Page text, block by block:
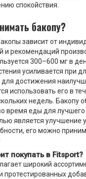
спокойствия.
бакопу?
зависит от
и рекомендаций
300–600 мг в
усиливается при
достижения
использовать его в
недель. Бакопу
время еды для лучшего
является улучшение
его можно
покупать в Fitsport?
широкий
протестированных